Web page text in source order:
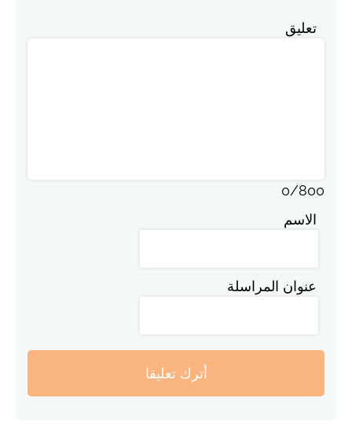
تعليق
0/800
الاسم
عنوان المراسلة
أترك تعليقا